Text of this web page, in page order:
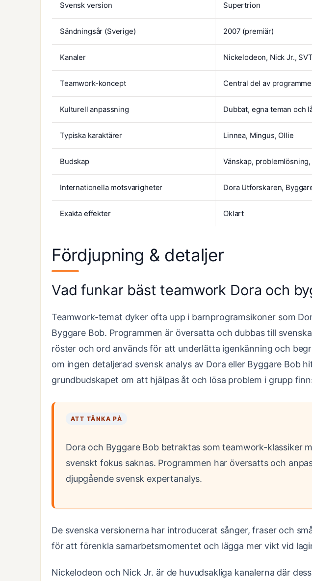
Svensk version Supertrion
Sändningsår (Sverige) 2007 (premiär)
Kanaler Nickelodeon, Nick Jr.,
Teamwork-koncept Central del av
Kulturell anpassning Dubbat, egna teman och
Typiska karaktärer Linnea, Mingus, Ollie
Budskap Vänskap,
Internationella motsvarigheter Dora Utforskaren,
Exakta effekter Oklart
Fördjupning & detaljer
Vad funkar bäst teamwork Dora och
Teamwork-temat dyker ofta upp i barnprogramsikoner som
Byggare Bob. Programmen är översatta och dubbas till
röster och ord används för att underlätta igenkänning och
om ingen detaljerad svensk analys av Dora eller Byggare Bob
grundbudskapet om att hjälpas åt och lösa problem i grupp
ATT TÄNKA PÅ
Dora och Byggare Bob betraktas som teamwork-klassiker
svenskt fokus saknas. Programmen har översatts och
djupgående svensk expertanalys.
De svenska versionerna har introducerat sånger, fraser och
för att förenkla samarbetsmomentet och lägga mer vikt vid
Nickelodeon och Nick Jr. är de huvudsakliga kanalerna där